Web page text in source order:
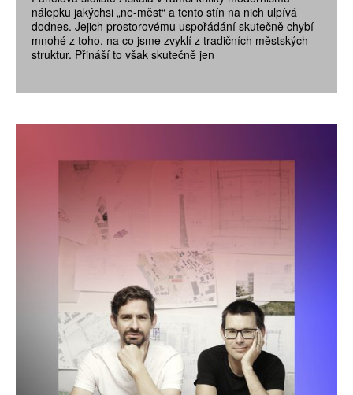
nálepku jakýchsi „ne-měst“ a tento stín na nich ulpívá
dodnes. Jejich prostorovému uspořádání skutečně chybí
mnohé z toho, na co jsme zvyklí z tradičních městských
struktur. Přináší to však skutečně jen